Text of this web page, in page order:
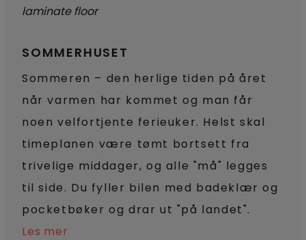
SOMMERHUSET
Sommeren – den herlige tiden på året
når varmen har kommet og man får
noen velfortjente ferieuker. Helst skal
timeplanen være tømt bortsett fra
trivelige middager, og alle "må" legges
til side. Du fyller bilen med badeklær og
pocketbøker og drar ut "på landet".
Les mer